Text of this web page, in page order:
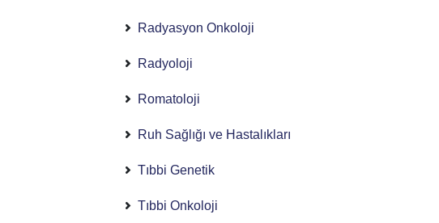
Radyasyon Onkoloji
Radyoloji
Romatoloji
Ruh Sağlığı ve Hastalıkları
Tıbbi Genetik
Tıbbi Onkoloji